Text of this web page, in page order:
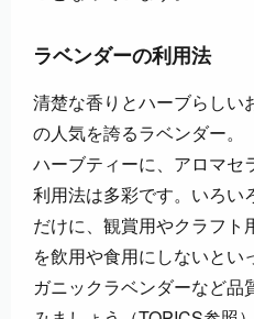
ラベンダーの利用法
清楚な香りとハーブらしい
の人気を誇るラベンダー。
ハーブティーに、アロマセ
利用法は多彩です。いろい
だけに、観賞用やクラフト
を飲用や食用にしないとい
ガニックラベンダーなど品